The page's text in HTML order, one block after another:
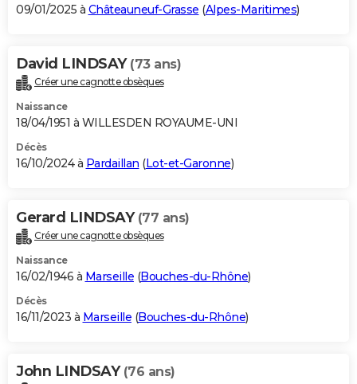
BONS PLANS
Carte de Noël
Carte Bonne année
Carte Saint-Valentin
Carte Pâques
Carte d'anniversaire
DICTIONNAIRE
Dictionnaire
Biographies
Citations
Expressions
Proverbes
PROGRAMME TV
S'inscrire
Se connecter
Lycées
Collèges
Primaires
Universités
Entreprises
Service militaire
Avis de recherche
AVIS DE DÉCÈS
Bricolage
Lifestyle
Culture
Sport
Auto
Television
Voyage
Cinema
09/01/2025 à Châteauneuf-Grasse (Alpes-Maritimes)
David LINDSAY (73 ans)
Créer une cagnotte obsèques
Naissance
18/04/1951 à WILLESDEN ROYAUME-UNI
Décès
16/10/2024 à Pardaillan (Lot-et-Garonne)
Gerard LINDSAY (77 ans)
Créer une cagnotte obsèques
Naissance
16/02/1946 à Marseille (Bouches-du-Rhône)
Décès
16/11/2023 à Marseille (Bouches-du-Rhône)
John LINDSAY (76 ans)